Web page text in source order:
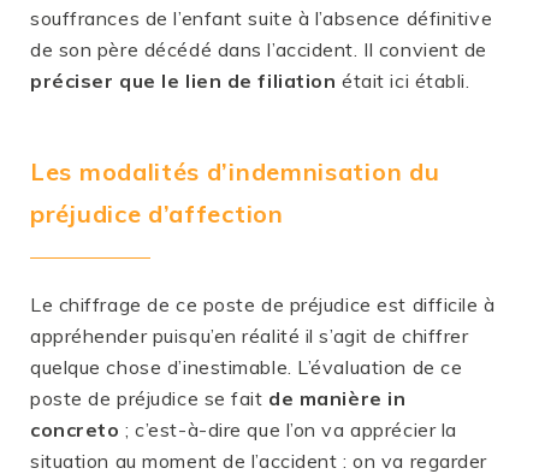
souffrances de l’enfant suite à l’absence définitive
de son père décédé dans l’accident. Il convient de
préciser que le lien de filiation était ici établi.
Les modalités d’indemnisation du
préjudice d’affection
Le chiffrage de ce poste de préjudice est difficile à
appréhender puisqu’en réalité il s’agit de chiffrer
quelque chose d’inestimable. L’évaluation de ce
poste de préjudice se fait de manière in
concreto ; c’est-à-dire que l’on va apprécier la
situation au moment de l’accident : on va regarder